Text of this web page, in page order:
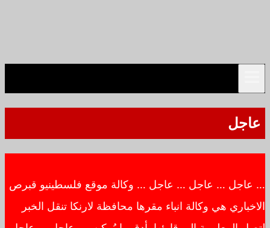
عاجل
… عاجل … عاجل … عاجل … وكالة موقع فلسطينيو قبرص
الاخباري هي وكالة انباء مقرها محافظة لارنكا تنقل الخبر